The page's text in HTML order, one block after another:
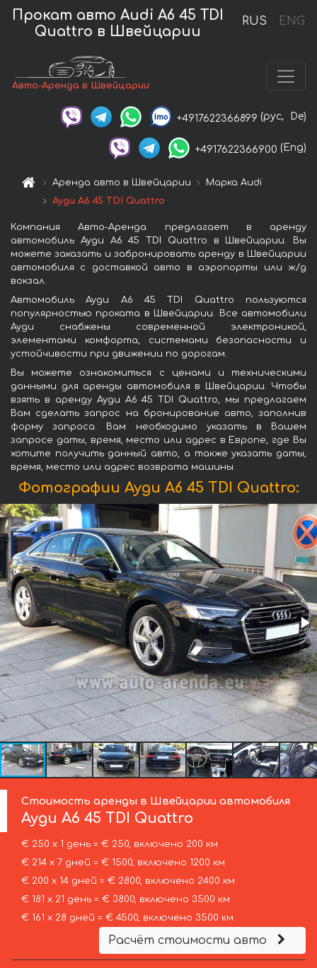
RUS ENG
Прокат авто Audi A6 45 TDI
Quattro в Швейцарии
Авто-Аренда в Швейцарии
+4917622366899 (рус, De)
+4917622366900 (Eng)
Аренда авто в Швейцарии
Марка Audi
Ауди A6 45 TDI Quattro
Компания Авто-Аренда предлагает в аренду
автомобиль Ауди A6 45 TDI Quattro в Швейцарии. Вы
можете заказать и забронировать аренду в Швейцарии
автомобиля с доставкой авто в аэропорты или ж/д
вокзал.
Автомобиль Ауди A6 45 TDI Quattro пользуются
популярностью проката в Швейцарии. Все автомобили
Ауди снабжены современной электроникой,
элементами комфорта, системами безопасности и
устойчивости при движении по дорогам.
Вы можете ознакомиться с ценами и техническими
данными для аренды автомобиля в Швейцарии. Чтобы
взять в аренду Ауди A6 45 TDI Quattro, мы предлагаем
Вам сделать запрос на бронирование авто, заполнив
форму запроса. Вам необходимо указать в Вашем
запросе даты, время, место или адрес в Европе, где Вы
хотите получить данный авто, а также указать даты,
время, место или адрес возврата машины.
Фотографии Ауди A6 45 TDI Quattro:
Стоимость аренды в Швейцарии автомобиля
Ауди A6 45 TDI Quattro
€ 250 х 1 день = € 250, включено 200 км
€ 214 х 7 дней = € 1500, включено 1200 км
€ 200 х 14 дней = € 2800, включено 2400 км
€ 181 х 21 день = € 3800, включено 3500 км
€ 161 х 28 дней = € 4500, включено 3500 км
Расчёт стоимости авто